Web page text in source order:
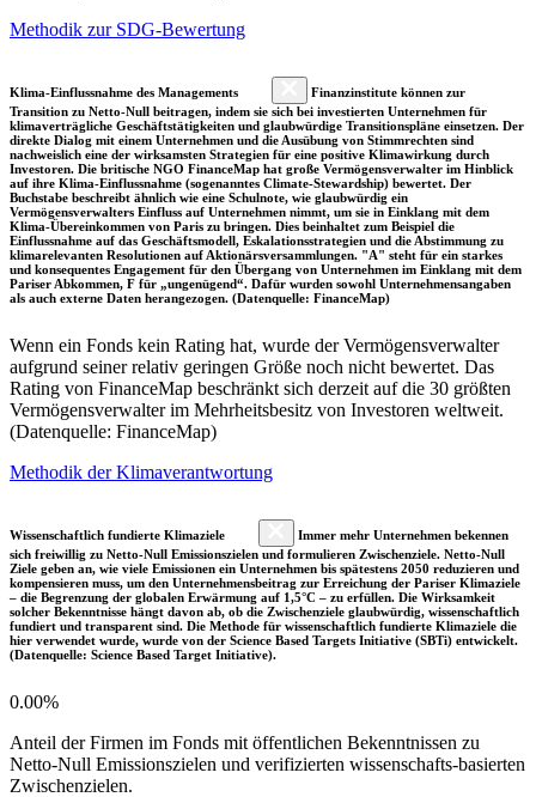
Methodik zur SDG-Bewertung
Klima-Einflussnahme des Managements
Finanzinstitute können zur
Transition zu Netto-Null beitragen, indem sie sich bei investierten Unternehmen für
klimaverträgliche Geschäftstätigkeiten und glaubwürdige Transitionspläne einsetzen. Der
direkte Dialog mit einem Unternehmen und die Ausübung von Stimmrechten sind
nachweislich eine der wirksamsten Strategien für eine positive Klimawirkung durch
Investoren. Die britische NGO FinanceMap hat große Vermögensverwalter im Hinblick
auf ihre Klima-Einflussnahme (sogenanntes Climate-Stewardship) bewertet. Der
Buchstabe beschreibt ähnlich wie eine Schulnote, wie glaubwürdig ein
Vermögensverwalters Einfluss auf Unternehmen nimmt, um sie in Einklang mit dem
Klima-Übereinkommen von Paris zu bringen. Dies beinhaltet zum Beispiel die
Einflussnahme auf das Geschäftsmodell, Eskalationsstrategien und die Abstimmung zu
klimarelevanten Resolutionen auf Aktionärsversammlungen. "A" steht für ein starkes
und konsequentes Engagement für den Übergang von Unternehmen im Einklang mit dem
Pariser Abkommen, F für „ungenügend“. Dafür wurden sowohl Unternehmensangaben
als auch externe Daten herangezogen. (Datenquelle: FinanceMap)
Wenn ein Fonds kein Rating hat, wurde der Vermögensverwalter
aufgrund seiner relativ geringen Größe noch nicht bewertet. Das
Rating von FinanceMap beschränkt sich derzeit auf die 30 größten
Vermögensverwalter im Mehrheitsbesitz von Investoren weltweit.
(Datenquelle: FinanceMap)
Methodik der Klimaverantwortung
Wissenschaftlich fundierte Klimaziele
Immer mehr Unternehmen bekennen
sich freiwillig zu Netto-Null Emissionszielen und formulieren Zwischenziele. Netto-Null
Ziele geben an, wie viele Emissionen ein Unternehmen bis spätestens 2050 reduzieren und
kompensieren muss, um den Unternehmensbeitrag zur Erreichung der Pariser Klimaziele
– die Begrenzung der globalen Erwärmung auf 1,5°C – zu erfüllen. Die Wirksamkeit
solcher Bekenntnisse hängt davon ab, ob die Zwischenziele glaubwürdig, wissenschaftlich
fundiert und transparent sind. Die Methode für wissenschaftlich fundierte Klimaziele die
hier verwendet wurde, wurde von der Science Based Targets Initiative (SBTi) entwickelt.
(Datenquelle: Science Based Target Initiative).
0.00%
Anteil der Firmen im Fonds mit öffentlichen Bekenntnissen zu
Netto-Null Emissionszielen und verifizierten wissenschafts-basierten
Zwischenzielen.